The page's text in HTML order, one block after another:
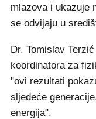
mlazova i ukazuje
se odvijaju u
Dr. Tomislav
koordinatora za
"ovi rezultati
sljedeće
energija".